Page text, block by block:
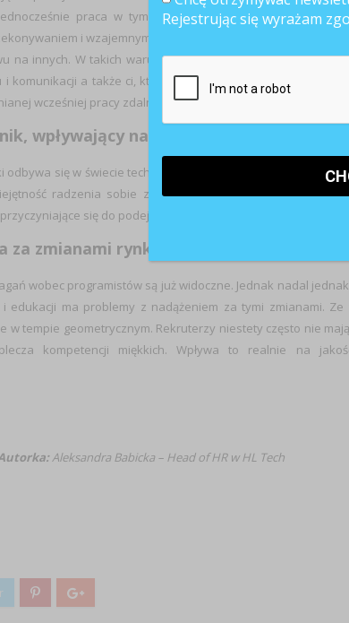
praca w tym systemie uruchamia
i wzajemnym motywowaniem. Każdy
na innych. W takich warunkach na pewno lepiej pracują
i komunikacji a także ci, którzy potrafią czasem oderwać się
wcześniej pracy zdalnej wyzwaniem jest umiejętność
wpływający na kompetencje miękkie,
odbywa się w świecie technologii wymaga od programistów
radzenia sobie z ciągłą zmianą, gotowość do
się do podejmowania nowych wyzwań i
za zmianami rynkowymi
wobec programistów są już widoczne. Jednak nadal
i edukacji ma problemy z nadążeniem za tymi zmianami.
w tempie geometrycznym. Rekruterzy niestety często nie
kompetencji miękkich. Wpływa to realnie na
Aleksandra Babicka – Head of HR w HL Tech
Rejestrując się wyrażam